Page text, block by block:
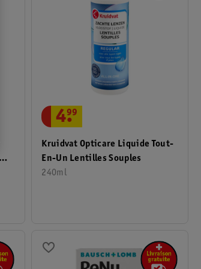
Kruidvat Opticare Liquide Tout-
En-Un Lentilles Souples
240ml
4.
99